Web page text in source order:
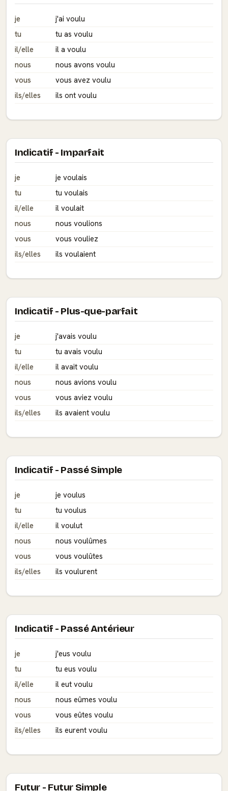
je
j'ai voulu
tu
tu as voulu
il/elle
il a voulu
nous
nous avons voulu
vous
vous avez voulu
ils/elles
ils ont voulu
Indicatif - Imparfait
je
je voulais
tu
tu voulais
il/elle
il voulait
nous
nous voulions
vous
vous vouliez
ils/elles
ils voulaient
Indicatif - Plus-que-parfait
je
j'avais voulu
tu
tu avais voulu
il/elle
il avait voulu
nous
nous avions voulu
vous
vous aviez voulu
ils/elles
ils avaient voulu
Indicatif - Passé Simple
je
je voulus
tu
tu voulus
il/elle
il voulut
nous
nous voulûmes
vous
vous voulûtes
ils/elles
ils voulurent
Indicatif - Passé Antérieur
je
j'eus voulu
tu
tu eus voulu
il/elle
il eut voulu
nous
nous eûmes voulu
vous
vous eûtes voulu
ils/elles
ils eurent voulu
Futur - Futur Simple